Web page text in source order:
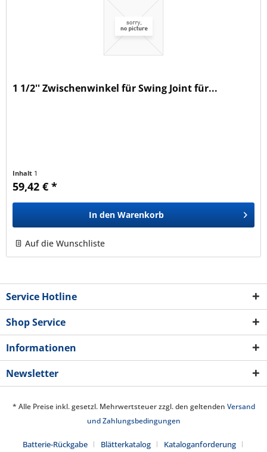
1 1/2'' Zwischenwinkel für Swing Joint für...
Inhalt 1
59,42 € *
In den Warenkorb
Auf die Wunschliste
Service Hotline
Shop Service
Informationen
Newsletter
* Alle Preise inkl. gesetzl. Mehrwertsteuer zzgl. den geltenden Versand
und Zahlungsbedingungen
Batterie-Rückgabe Blätterkatalog Kataloganforderung